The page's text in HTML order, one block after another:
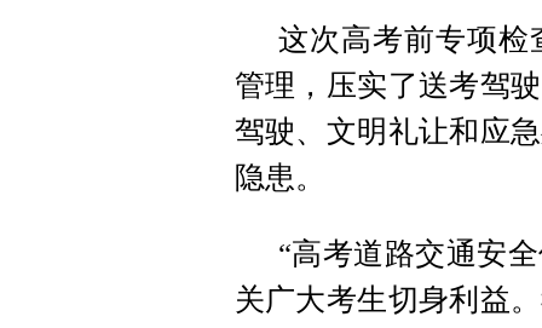
这次高考前专项检
管理，压实了送考驾
驾驶、文明礼让和应
隐患。
“高考道路交通安
关广大考生切身利益